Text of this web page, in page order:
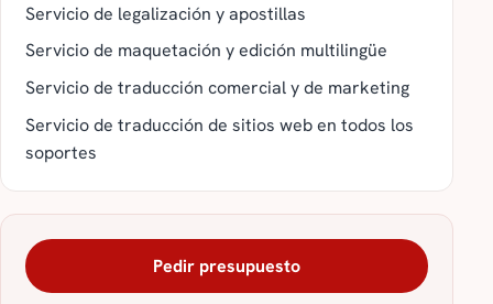
Servicio de legalización y apostillas
Servicio de maquetación y edición multilingüe
Servicio de traducción comercial y de marketing
Servicio de traducción de sitios web en todos los
soportes
Pedir presupuesto